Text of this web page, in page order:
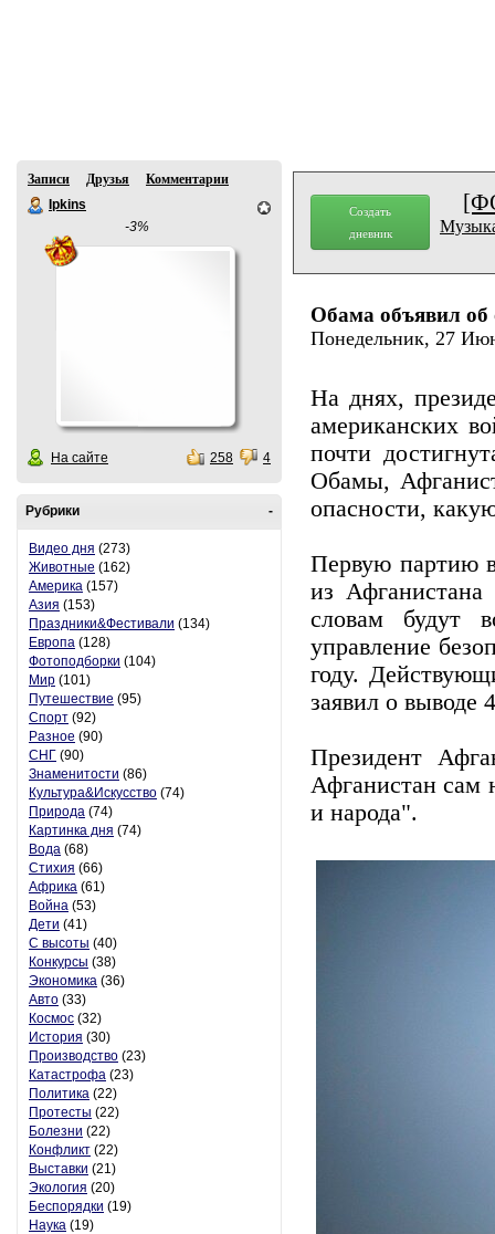
Записи Друзья
Комментарии
Ipkins
-3%
На сайте 258 4
-
Рубрики
Видео дня (273)
Животные (162)
Америка (157)
Азия (153)
Праздники&Фестивали (134)
Европа (128)
Фотоподборки (104)
Мир (101)
Путешествие (95)
Спорт (92)
Разное (90)
СНГ (90)
Знаменитости (86)
Культура&Искусство (74)
Природа (74)
Картинка дня (74)
Вода (68)
Стихия (66)
Африка (61)
Война (53)
Дети (41)
С высоты (40)
Конкурсы (38)
Экономика (36)
Авто (33)
Космос (32)
История (30)
Производство (23)
Катастрофа (23)
Политика (22)
Протесты (22)
Болезни (22)
Конфликт (22)
Выставки (21)
Экология (20)
Беспорядки (19)
Наука (19)
Создать
дневник
Обама объявил
Понедельник, 27
На днях,
американских
почти
Обамы,
опасности,
Первую партию в
из
словам будут
управление
году.
заявил о выводе
Президент
Афганистан сам
и народа".